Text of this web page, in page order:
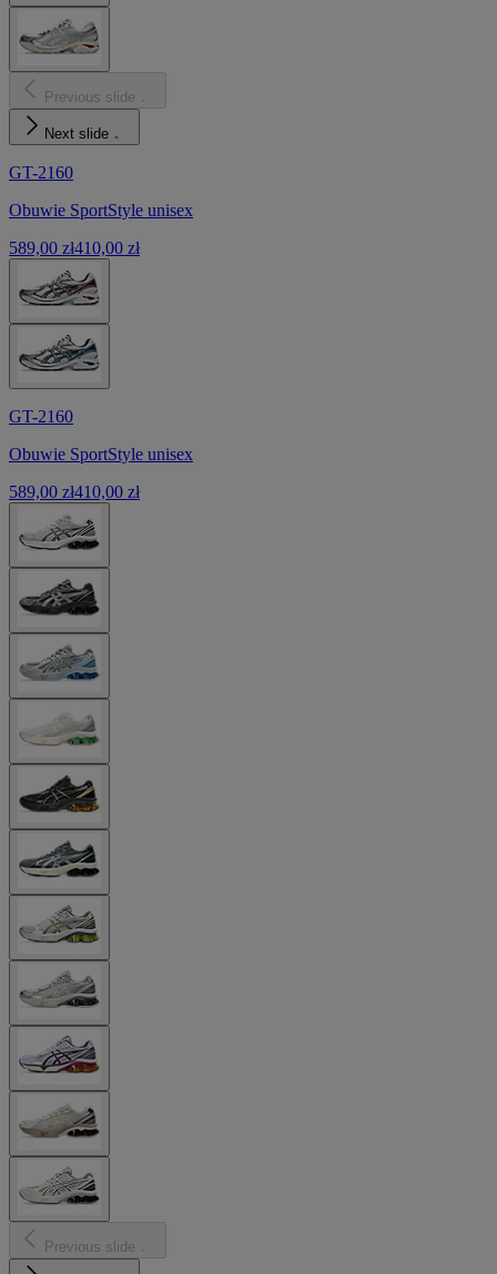
Previous slide
Next slide
GT-2160
Obuwie SportStyle unisex
589,00 zł410,00 zł
GT-2160
Obuwie SportStyle unisex
589,00 zł410,00 zł
Previous slide